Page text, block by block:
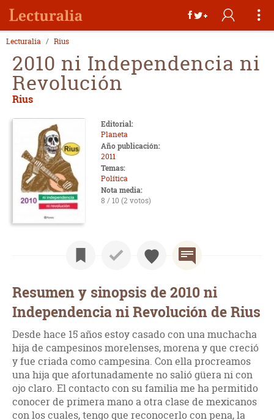
Lecturalia Rius
2010 ni Independencia ni
Revolución
Rius
Editorial:
Planeta
Año publicación:
2011
Temas:
Política
Nota media:
8 / 10 (2 votos)
Resumen y sinopsis de 2010 ni
Independencia ni Revolución de Rius
Desde hace 15 años estoy casado con una muchacha
hija de campesinos morelenses, morena y que creció
y fue criada como campesina. Con ella procreamos
una hija que afortunadamente no salió güera ni con
ojo claro. El contacto con su familia me ha permitido
conocer de primera mano a otra clase de mexicanos
con los cuales, tengo que reconocerlo con pena, la